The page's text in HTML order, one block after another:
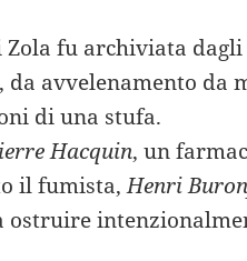
Zola fu archiviata
da avvelenamento da
di una stufa.
Hacquin, un
il fumista,Henri
ostruire